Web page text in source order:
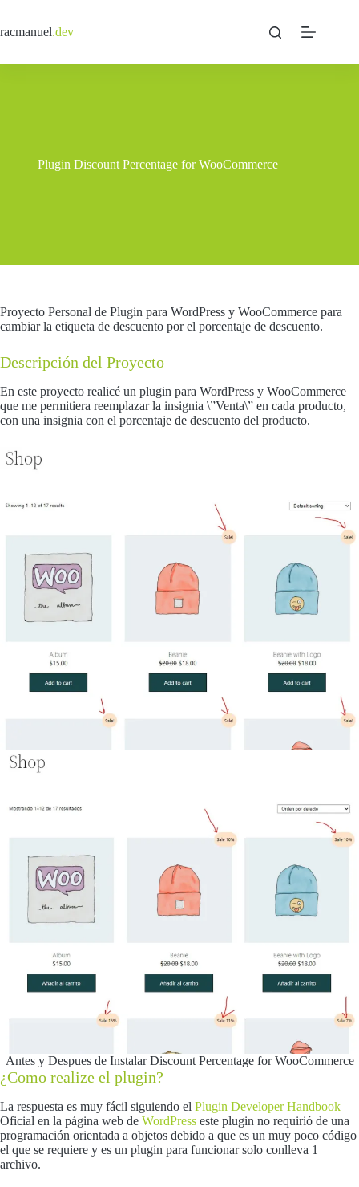
contenido
racmanuel.dev
Plugin Discount Percentage for WooCommerce
Proyecto Personal de Plugin para WordPress y WooCommerce para
cambiar la etiqueta de descuento por el porcentaje de descuento.
Descripción del Proyecto
En este proyecto realicé un plugin para WordPress y WooCommerce
que me permitiera reemplazar la insignia \”Venta\” en cada producto,
con una insignia con el porcentaje de descuento del producto.
Antes y Despues de Instalar Discount Percentage for WooCommerce
¿Como realize el plugin?
La respuesta es muy fácil siguiendo el Plugin Developer Handbook
Oficial en la página web de WordPress este plugin no requirió de una
programación orientada a objetos debido a que es un muy poco código
el que se requiere y es un plugin para funcionar solo conlleva 1
archivo.